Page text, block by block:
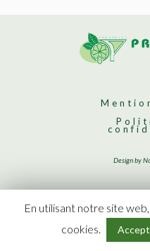
Design by
En utilisant notre site
cookies.